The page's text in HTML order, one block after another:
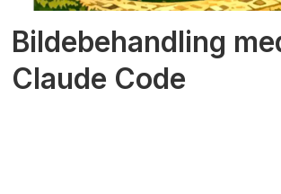
Bildebehandling
Claude Code